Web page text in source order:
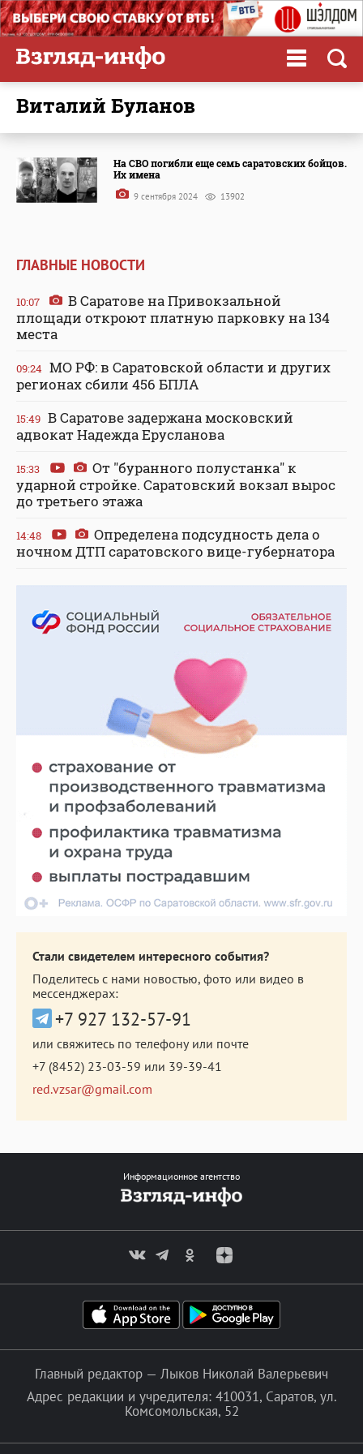
Виталий Буланов
На СВО погибли еще семь саратовских бойцов.
Их имена
9 сентября 2024 13902
ГЛАВНЫЕ НОВОСТИ
10:07
В Саратове на Привокзальной
площади откроют платную парковку на 134
места
09:24 МО РФ: в Саратовской области и других
регионах сбили 456 БПЛА
15:49 В Саратове задержана московский
адвокат Надежда Ерусланова
15:33
От "буранного полустанка" к
ударной стройке. Саратовский вокзал вырос
до третьего этажа
14:48
Определена подсудность дела о
ночном ДТП саратовского вице-губернатора
Стали свидетелем интересного события?
Поделитесь с нами новостью, фото или видео в
мессенджерах:
+7 927 132-57-91
или свяжитесь по телефону или почте
+7 (8452) 23-03-59 или 39-39-41
red.vzsar@gmail.com
Информационное агентство
Главный редактор — Лыков Николай Валерьевич
Адрес редакции и учредителя: 410031, Саратов, ул.
Комсомольская, 52